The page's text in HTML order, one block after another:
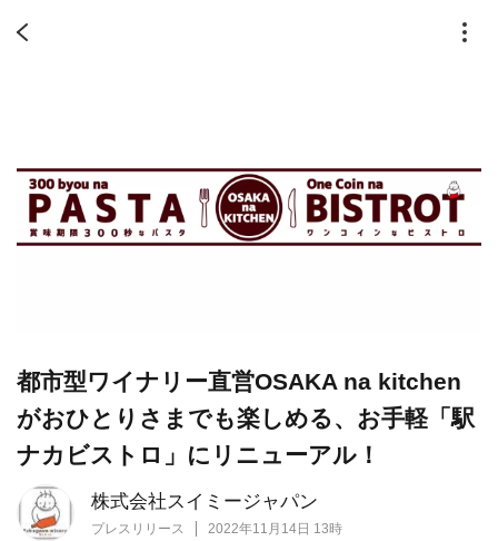
株式会社スイミージャパン
プレスリリース 2022年11月14日 13時
都市型ワイナリー直営OSAKA na kitchen
がおひとりさまでも楽しめる、お手軽「駅
ナカビストロ」にリニューアル！